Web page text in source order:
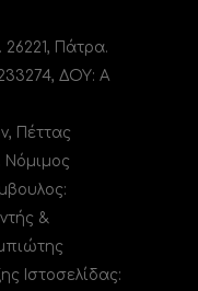
Πάτρα.
ΔΟΥ: A
Πέττας
Νόμιμος
&
Ιστοσελίδας: